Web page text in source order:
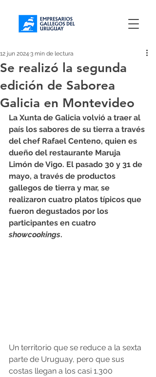
Se realizó la segunda
edición de Saborea
Galicia en Montevideo
12 jun 2024 3 min de lectura
La Xunta de Galicia volvió a traer al
país los sabores de su tierra a través
del chef Rafael Centeno, quien es
dueño del restaurante Maruja
Limón de Vigo. El pasado 30 y 31 de
mayo, a través de productos
gallegos de tierra y mar, se
realizaron cuatro platos típicos que
fueron degustados por los
participantes en cuatro
showcookings.
Un territorio que se reduce a la sexta
parte de Uruguay, pero que sus
costas llegan a los casi 1.300